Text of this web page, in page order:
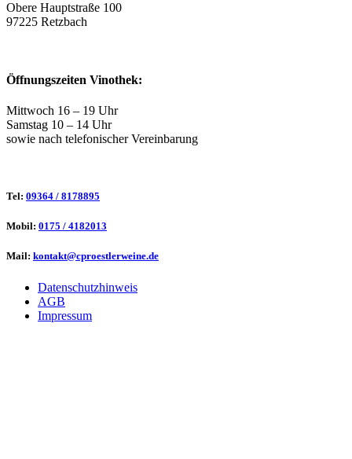
Obere Hauptstraße 100
97225 Retzbach
Öffnungszeiten Vinothek:
Mittwoch 16 – 19 Uhr
Samstag 10 – 14 Uhr
sowie nach telefonischer Vereinbarung
Tel: 09364 / 8178895
Mobil: 0175 / 4182013
Mail: kontakt@cproestlerweine.de
Datenschutzhinweis
AGB
Impressum